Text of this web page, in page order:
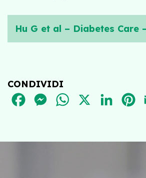
Hu G et al – Diabetes Care
CONDIVIDI
FACEBOOKMESSENGER
WHATSAPP